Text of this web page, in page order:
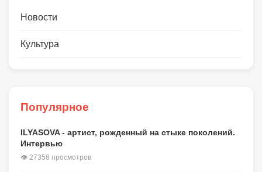
Новости
Культура
Популярное
ILYASOVA - артист, рожденный на стыке поколений.
Интервью
👁 27358 просмотров